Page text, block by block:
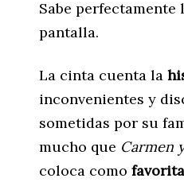
Sabe
pantalla.
La cinta cuenta la
inconvenientes y
sometidas por su
mucho que Carmen
coloca como